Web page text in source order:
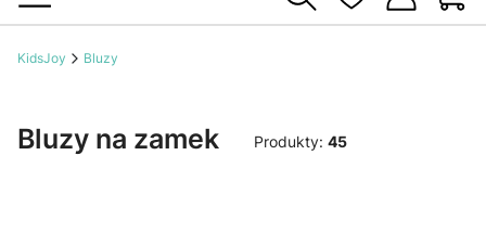
KidsJoy Bluzy
Bluzy na zamek Produkty: 45